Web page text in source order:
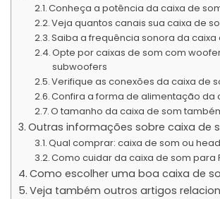
Conheça a potência da caixa de
Veja quantos canais sua caixa de
Saiba a frequência sonora da caixa
Opte por caixas de som com
subwoofers
Verifique as conexões da caixa de
Confira a forma de alimentação da
O tamanho da caixa de som
Outras informações sobre caixa de
Qual comprar: caixa de som ou
Como cuidar da caixa de som para
Como escolher uma boa caixa de
Veja também outros artigos